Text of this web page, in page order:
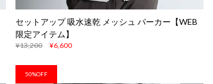
セットアップ 吸水速乾 メッシュ パーカー【WEB
限定アイテム】
¥13,200 ¥6,600
50%OFF